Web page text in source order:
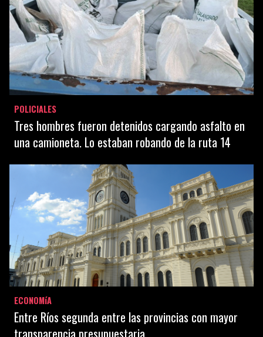
POLICIALES
Tres hombres fueron detenidos cargando asfalto en
una camioneta. Lo estaban robando de la ruta 14
ECONOMíA
Entre Ríos segunda entre las provincias con mayor